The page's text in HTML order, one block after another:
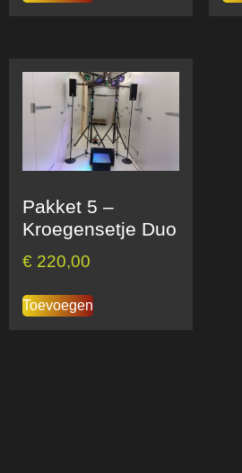
Pakket 5 –
Kroegensetje Duo
€ 220,00
Toevoegen